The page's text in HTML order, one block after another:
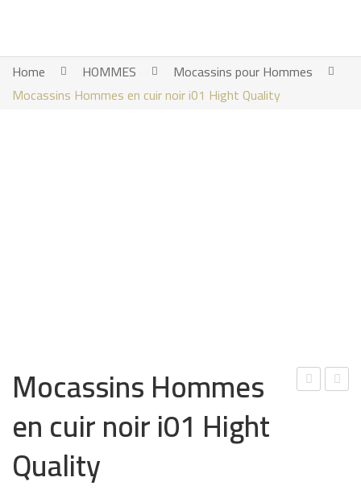
Home HOMMES
Mocassins pour Hommes
Mocassins Hommes en cuir noir i01 Hight Quality
Mocassins Hommes
en cuir noir i01 Hight
Quality